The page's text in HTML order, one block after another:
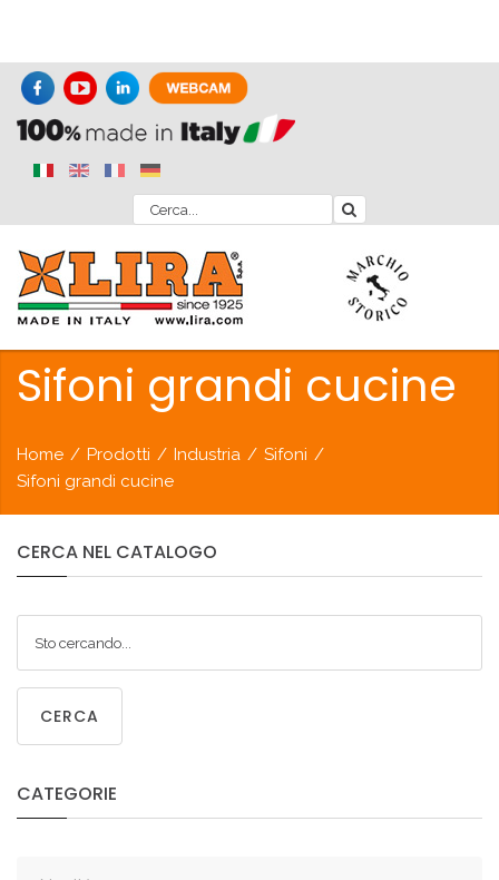
Sifoni grandi cucine
Home / Prodotti / Industria / Sifoni /
Sifoni grandi cucine
CERCA NEL CATALOGO
CERCA
CATEGORIE